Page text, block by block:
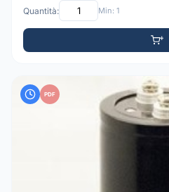
Quantità: Min: 1
PDF